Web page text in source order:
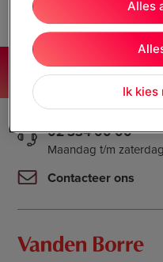
Onze winkels
02 334 00 00
Maandag t/m
Contacteer ons
Ik kies
Alles